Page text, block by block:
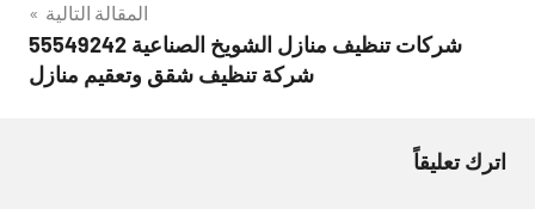
المقالة التالية
شركات تنظيف منازل الشويخ الصناعية 55549242
شركة تنظيف شقق وتعقيم منازل
اترك تعليقاً